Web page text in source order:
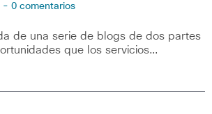
- 0 comentarios
de una serie de blogs de dos partes
que los servicios…